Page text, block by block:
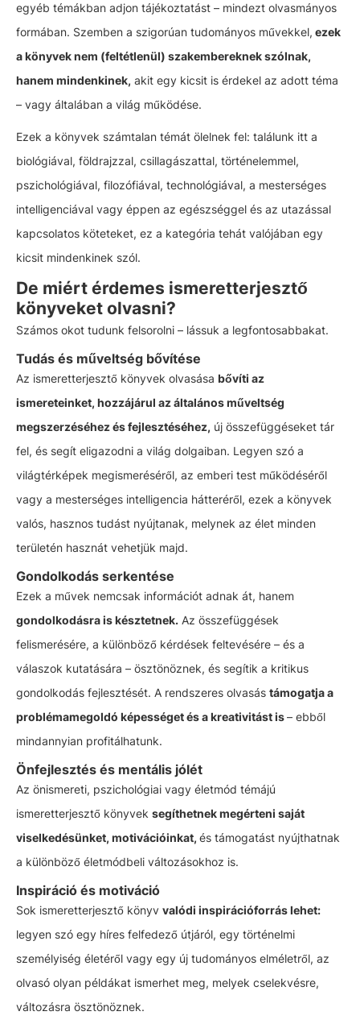
egyéb témákban adjon tájékoztatást – mindezt olvasmányos
formában. Szemben a szigorúan tudományos művekkel, ezek
a könyvek nem (feltétlenül) szakembereknek szólnak,
hanem mindenkinek, akit egy kicsit is érdekel az adott téma
– vagy általában a világ működése.
Ezek a könyvek számtalan témát ölelnek fel: találunk itt a
biológiával, földrajzzal, csillagászattal, történelemmel,
pszichológiával, filozófiával, technológiával, a mesterséges
intelligenciával vagy éppen az egészséggel és az utazással
kapcsolatos köteteket, ez a kategória tehát valójában egy
kicsit mindenkinek szól.
De miért érdemes ismeretterjesztő
könyveket olvasni?
Számos okot tudunk felsorolni – lássuk a legfontosabbakat.
Tudás és műveltség bővítése
Az ismeretterjesztő könyvek olvasása bővíti az
ismereteinket, hozzájárul az általános műveltség
megszerzéséhez és fejlesztéséhez, új összefüggéseket tár
fel, és segít eligazodni a világ dolgaiban. Legyen szó a
világtérképek megismeréséről, az emberi test működéséről
vagy a mesterséges intelligencia hátteréről, ezek a könyvek
valós, hasznos tudást nyújtanak, melynek az élet minden
területén hasznát vehetjük majd.
Gondolkodás serkentése
Ezek a művek nemcsak információt adnak át, hanem
gondolkodásra is késztetnek. Az összefüggések
felismerésére, a különböző kérdések feltevésére – és a
válaszok kutatására – ösztönöznek, és segítik a kritikus
gondolkodás fejlesztését. A rendszeres olvasás támogatja a
problémamegoldó képességet és a kreativitást is– ebből
mindannyian profitálhatunk.
Önfejlesztés és mentális jólét
Az önismereti, pszichológiai vagy életmód témájú
ismeretterjesztő könyvek segíthetnek megérteni saját
viselkedésünket, motivációinkat, és támogatást nyújthatnak
a különböző életmódbeli változásokhoz is.
Inspiráció és motiváció
Sok ismeretterjesztő könyv valódi inspirációforrás lehet:
legyen szó egy híres felfedező útjáról, egy történelmi
személyiség életéről vagy egy új tudományos elméletről, az
olvasó olyan példákat ismerhet meg, melyek cselekvésre,
változásra ösztönöznek.